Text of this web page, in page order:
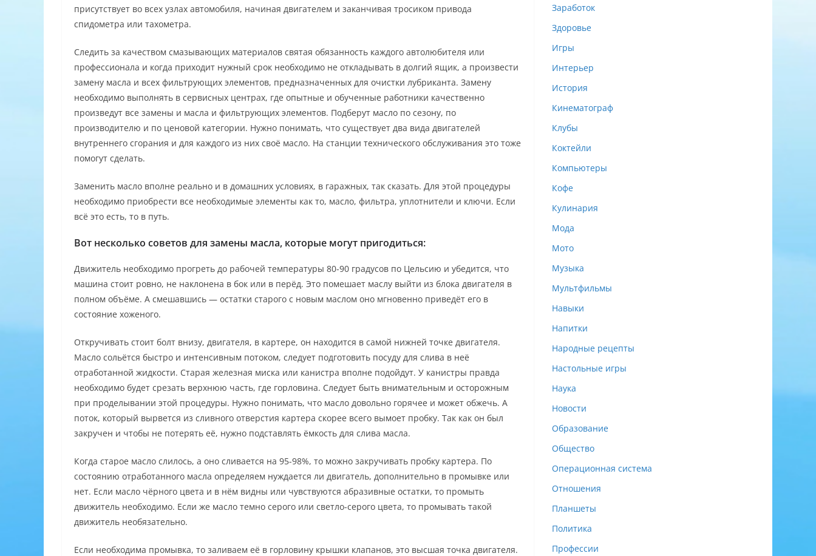
присутствует во всех узлах автомобиля, начиная двигателем и заканчивая тросиком привода
спидометра или тахометра.
Следить за качеством смазывающих материалов святая обязанность каждого автолюбителя или
профессионала и когда приходит нужный срок необходимо не откладывать в долгий ящик, а произвести
замену масла и всех фильтрующих элементов, предназначенных для очистки лубриканта. Замену
необходимо выполнять в сервисных центрах, где опытные и обученные работники качественно
произведут все замены и масла и фильтрующих элементов. Подберут масло по сезону, по
производителю и по ценовой категории. Нужно понимать, что существует два вида двигателей
внутреннего сгорания и для каждого из них своё масло. На станции технического обслуживания это тоже
помогут сделать.
Заменить масло вполне реально и в домашних условиях, в гаражных, так сказать. Для этой процедуры
необходимо приобрести все необходимые элементы как то, масло, фильтра, уплотнители и ключи. Если
всё это есть, то в путь.
Вот несколько советов для замены масла, которые могут пригодиться:
Движитель необходимо прогреть до рабочей температуры 80-90 градусов по Цельсию и убедится, что
машина стоит ровно, не наклонена в бок или в перёд. Это помешает маслу выйти из блока двигателя в
полном объёме. А смешавшись — остатки старого с новым маслом оно мгновенно приведёт его в
состояние хоженого.
Откручивать стоит болт внизу, двигателя, в картере, он находится в самой нижней точке двигателя.
Масло сольётся быстро и интенсивным потоком, следует подготовить посуду для слива в неё
отработанной жидкости. Старая железная миска или канистра вполне подойдут. У канистры правда
необходимо будет срезать верхнюю часть, где горловина. Следует быть внимательным и осторожным
при проделывании этой процедуры. Нужно понимать, что масло довольно горячее и может обжечь. А
поток, который вырвется из сливного отверстия картера скорее всего вымоет пробку. Так как он был
закручен и чтобы не потерять её, нужно подставлять ёмкость для слива масла.
Когда старое масло слилось, а оно сливается на 95-98%, то можно закручивать пробку картера. По
состоянию отработанного масла определяем нуждается ли двигатель, дополнительно в промывке или
нет. Если масло чёрного цвета и в нём видны или чувствуются абразивные остатки, то промыть
движитель необходимо. Если же масло темно серого или светло-серого цвета, то промывать такой
движитель необязательно.
Если необходима промывка, то заливаем её в горловину крышки клапанов, это высшая точка двигателя.
Заработок
Здоровье
Игры
Интерьер
История
Кинематограф
Клубы
Коктейли
Компьютеры
Кофе
Кулинария
Мода
Мото
Музыка
Мультфильмы
Навыки
Напитки
Народные рецепты
Настольные игры
Наука
Новости
Образование
Общество
Операционная система
Отношения
Планшеты
Политика
Профессии